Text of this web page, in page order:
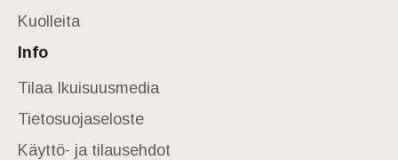
Kuolleita
Info
Tilaa Ikuisuusmedia
Tietosuojaseloste
Käyttö- ja tilausehdot